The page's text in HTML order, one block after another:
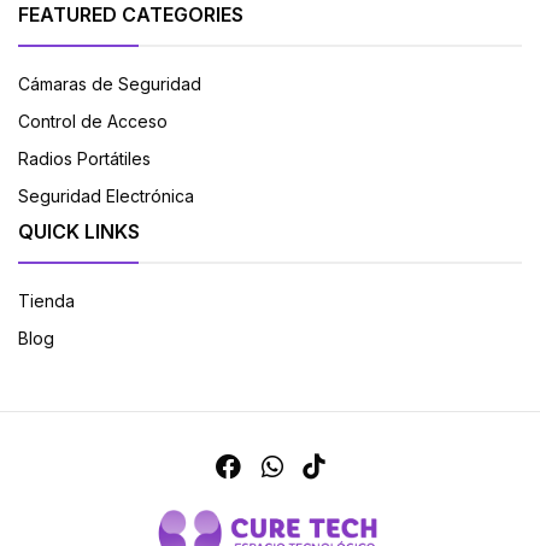
FEATURED CATEGORIES
Cámaras de Seguridad
Control de Acceso
Radios Portátiles
Seguridad Electrónica
QUICK LINKS
Tienda
Blog